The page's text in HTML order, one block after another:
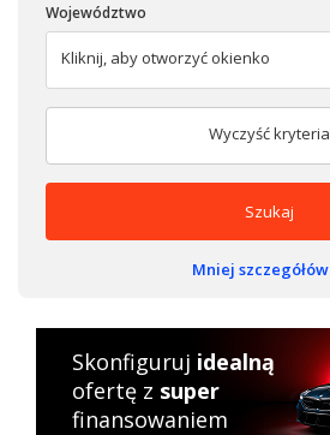
Województwo
Kliknij, aby otworzyć okienko
Wyczyść kryteria
Mniej szczegółów
Szukaj
Skonfiguruj idealną
ofertę z super
finansowaniem